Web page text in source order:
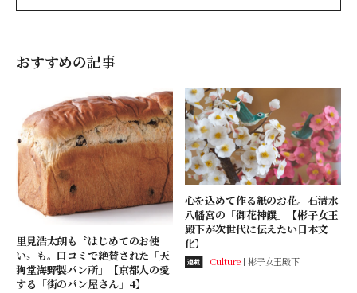
おすすめの記事
里見浩太朗も〝はじめてのお使
い〟も。口コミで絶賛された「天
狗堂海野製パン所」【京都人の愛
する「街のパン屋さん」4】
心を込めて作る紙のお花。石清水
八幡宮の「御花神饌」【彬子女王
殿下が次世代に伝えたい日本文
化】
連載 Culture 彬子女王殿下